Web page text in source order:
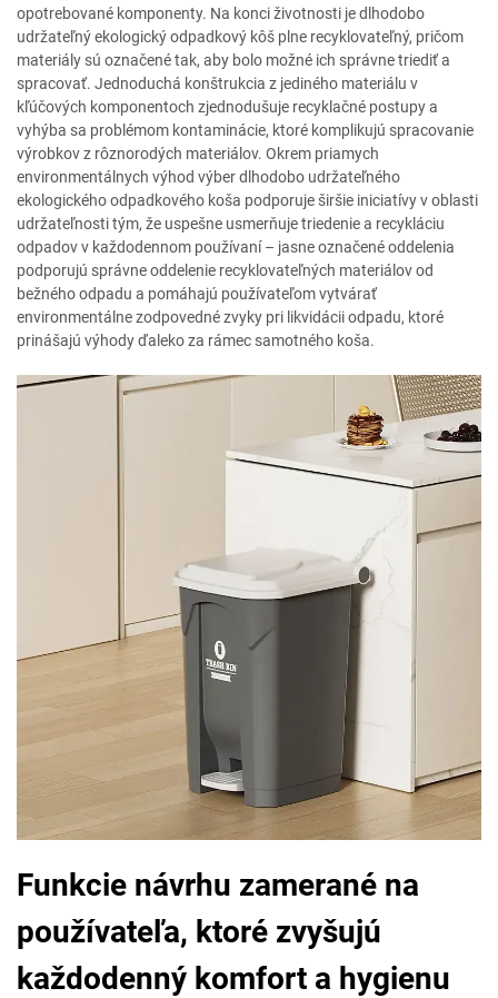
opotrebované komponenty. Na konci životnosti je dlhodobo
udržateľný ekologický odpadkový kôš plne recyklovateľný, pričom
materiály sú označené tak, aby bolo možné ich správne triediť a
spracovať. Jednoduchá konštrukcia z jediného materiálu v
kľúčových komponentoch zjednodušuje recyklačné postupy a
vyhýba sa problémom kontaminácie, ktoré komplikujú spracovanie
výrobkov z rôznorodých materiálov. Okrem priamych
environmentálnych výhod výber dlhodobo udržateľného
ekologického odpadkového koša podporuje širšie iniciatívy v oblasti
udržateľnosti tým, že uspešne usmerňuje triedenie a recykláciu
odpadov v každodennom používaní – jasne označené oddelenia
podporujú správne oddelenie recyklovateľných materiálov od
bežného odpadu a pomáhajú používateľom vytvárať
environmentálne zodpovedné zvyky pri likvidácii odpadu, ktoré
prinášajú výhody ďaleko za rámec samotného koša.
Funkcie návrhu zamerané na
používateľa, ktoré zvyšujú
každodenný komfort a hygienu